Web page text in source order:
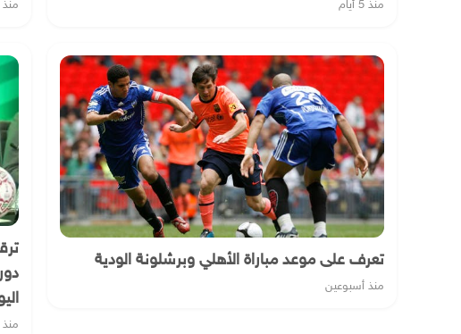
منذ 5 أيام
تعرف على موعد مباراة الأهلي وبرشلونة الودية
منذ أسبوعين